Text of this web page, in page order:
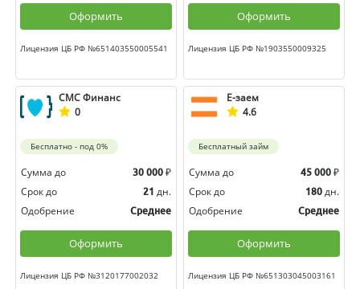
Оформить
Лицензия ЦБ РФ №651403550005541
Оформить
Лицензия ЦБ РФ №1903550009325
СМС Финанс
0
Бесплатно - под 0%
Сумма до 30 000 ₽
Срок до
21 дн.
Одобрение
Среднее
Оформить
Лицензия ЦБ РФ №3120177002032
Е-заем
4.6
Бесплатный займ
Сумма до 45 000 ₽
Срок до
180 дн.
Одобрение
Среднее
Оформить
Лицензия ЦБ РФ №651303045003161